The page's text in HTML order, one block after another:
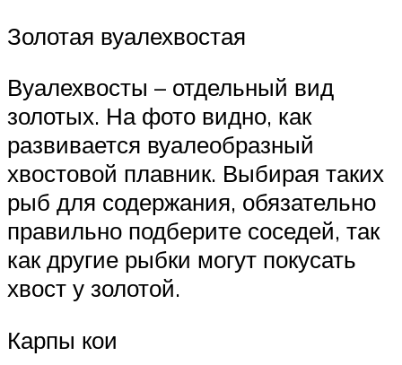
Золотая вуалехвостая
Вуалехвосты – отдельный вид
золотых. На фото видно, как
развивается вуалеобразный
хвостовой плавник. Выбирая таких
рыб для содержания, обязательно
правильно подберите соседей, так
как другие рыбки могут покусать
хвост у золотой.
Карпы кои